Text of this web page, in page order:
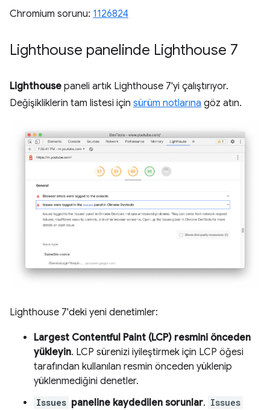
Chromium sorunu: 1126824
Lighthouse panelinde Lighthouse 7
Lighthouse paneli artık Lighthouse 7'yi çalıştırıyor.
Değişikliklerin tam listesi için sürüm notlarına göz atın.
Lighthouse 7'deki yeni denetimler:
Largest Contentful Paint (LCP) resmini önceden
yükleyin. LCP sürenizi iyileştirmek için LCP öğesi
tarafından kullanılan resmin önceden yüklenip
yüklenmediğini denetler.
Issues paneline kaydedilen sorunlar. Issues